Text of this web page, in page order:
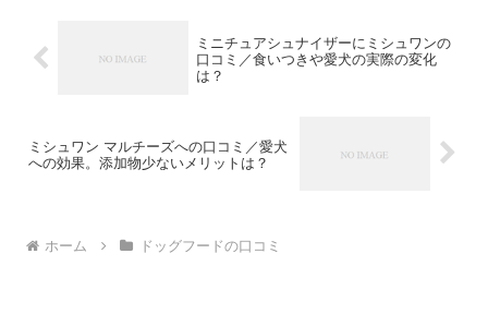
ミニチュアシュナイザーにミシュワンの
口コミ／食いつきや愛犬の実際の変化
は？
ミシュワン マルチーズへの口コミ／愛犬
への効果。添加物少ないメリットは？
ホーム ドッグフードの口コミ